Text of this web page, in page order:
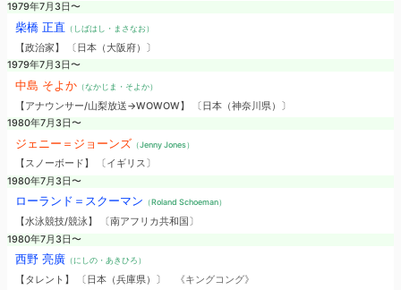
1979年7月3日〜
柴橋 正直 （しばはし・まさなお）
【政治家】 〔日本（大阪府）〕
1979年7月3日〜
中島 そよか（なかじま・そよか）
【アナウンサー/山梨放送→WOWOW】 〔日本（神奈川県）〕
1980年7月3日〜
ジェニー＝ジョーンズ （Jenny Jones）
【スノーボード】 〔イギリス〕
1980年7月3日〜
ローランド＝スクーマン （Roland Schoeman）
【水泳競技/競泳】 〔南アフリカ共和国〕
1980年7月3日〜
西野 亮廣（にしの・あきひろ）
【タレント】 〔日本（兵庫県）〕
《キングコング》